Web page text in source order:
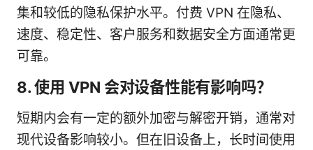
集和较低的隐私保护水平。付费 VPN 在隐私、
速度、稳定性、客户服务和数据安全方面通常更
可靠。
8. 使用 VPN 会对设备性能有影响吗？
短期内会有一定的额外加密与解密开销，通常对
现代设备影响较小。但在旧设备上，长时间使用